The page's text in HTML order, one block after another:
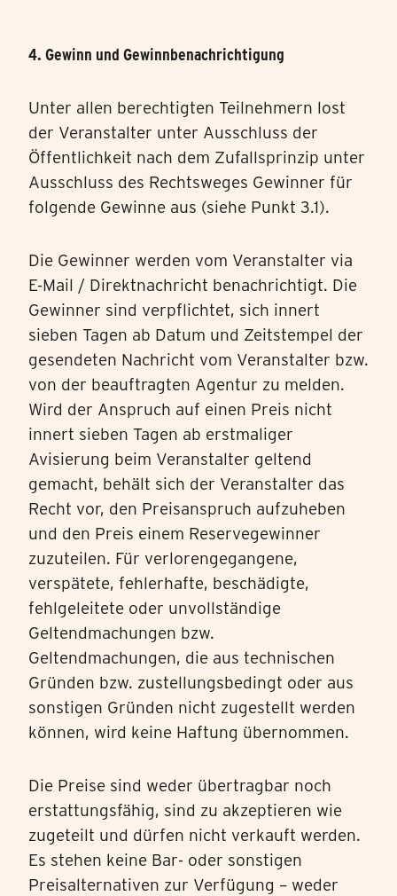
4. Gewinn und Gewinnbenachrichtigung
Unter allen berechtigten Teilnehmern lost
der Veranstalter unter Ausschluss der
Öffentlichkeit nach dem Zufallsprinzip unter
Ausschluss des Rechtsweges Gewinner für
folgende Gewinne aus (siehe Punkt 3.1).
Die Gewinner werden vom Veranstalter via
E-Mail / Direktnachricht benachrichtigt. Die
Gewinner sind verpflichtet, sich innert
sieben Tagen ab Datum und Zeitstempel der
gesendeten Nachricht vom Veranstalter bzw.
von der beauftragten Agentur zu melden.
Wird der Anspruch auf einen Preis nicht
innert sieben Tagen ab erstmaliger
Avisierung beim Veranstalter geltend
gemacht, behält sich der Veranstalter das
Recht vor, den Preisanspruch aufzuheben
und den Preis einem Reservegewinner
zuzuteilen. Für verlorengegangene,
verspätete, fehlerhafte, beschädigte,
fehlgeleitete oder unvollständige
Geltendmachungen bzw.
Geltendmachungen, die aus technischen
Gründen bzw. zustellungsbedingt oder aus
sonstigen Gründen nicht zugestellt werden
können, wird keine Haftung übernommen.
Die Preise sind weder übertragbar noch
erstattungsfähig, sind zu akzeptieren wie
zugeteilt und dürfen nicht verkauft werden.
Es stehen keine Bar- oder sonstigen
Preisalternativen zur Verfügung – weder